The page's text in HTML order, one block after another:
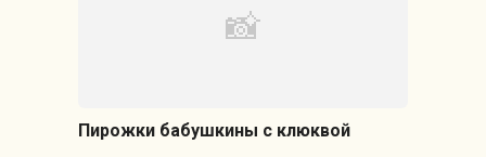
Пирожки бабушкины с клюквой